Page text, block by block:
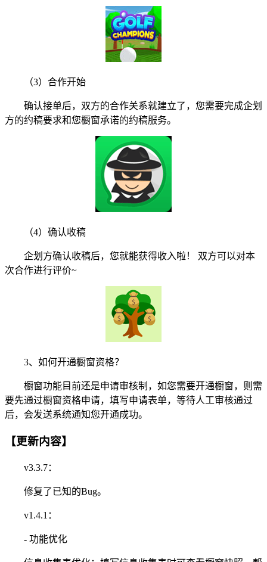
（3）合作开始
确认接单后，双方的合作关系就建立了，您需要完成企划
方的约稿要求和您橱窗承诺的约稿服务。
（4）确认收稿
企划方确认收稿后，您就能获得收入啦！ 双方可以对本
次合作进行评价~
3、如何开通橱窗资格？
橱窗功能目前还是申请审核制，如您需要开通橱窗，则需
要先通过橱窗资格申请，填写申请表单，等待人工审核通过
后，会发送系统通知您开通成功。
【更新内容】
v3.3.7：
修复了已知的Bug。
v1.4.1：
- 功能优化